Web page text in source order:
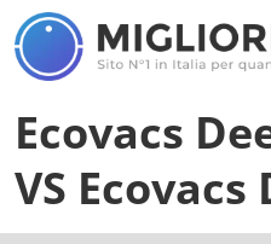
Ecovacs
VS Ecovacs